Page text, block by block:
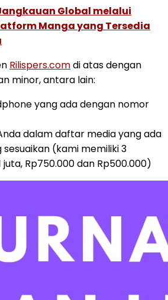
Global melalui
Manga yang Tersedia
Rilispers.comdi atas dengan
minor, antara lain:
yang ada dengan nomor
dalam daftar media yang ada
(kami memiliki 3
Rp750.000 dan Rp500.000)